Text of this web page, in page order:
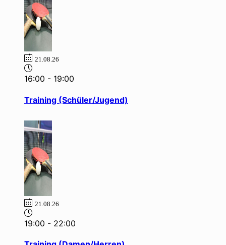
21.08.26
16:00 - 19:00
Training (Schüler/Jugend)
21.08.26
19:00 - 22:00